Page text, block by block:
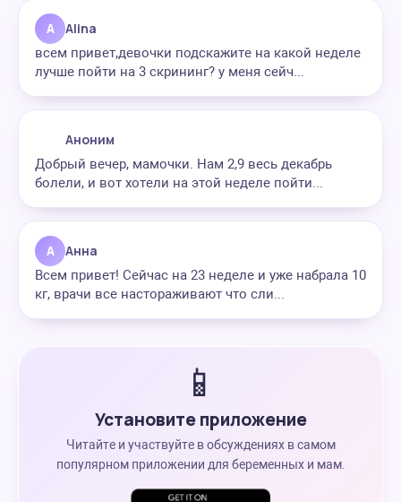
A Alina
всем привет,девочки подскажите на какой неделе
лучше пойти на 3 скрининг? у меня сейч...
Аноним
Добрый вечер, мамочки. Нам 2,9 весь декабрь
болели, и вот хотели на этой неделе пойти...
А Анна
Всем привет! Сейчас на 23 неделе и уже набрала 10
кг, врачи все настораживают что сли...
📱
Установите приложение
Читайте и участвуйте в обсуждениях в самом
популярном приложении для беременных и мам.